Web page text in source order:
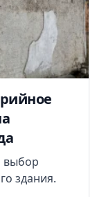
выбор
здания.